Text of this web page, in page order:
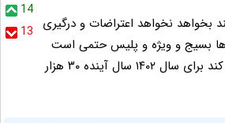
14
13
بخواهد نخواهد اعتراضات و درگیری
بسیج و ویژه و پلیس حتمی است
بنزین را ۱۸ هزار تومان کند برای سال ۱۴۰۲ سال آینده ۳۰ هزار